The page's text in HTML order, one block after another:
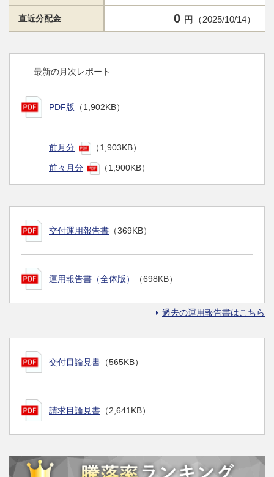
直近分配金 0 円（2025/10/14）
最新の月次レポート
PDF版 （1,902KB）
前月分 （1,903KB）
前々月分 （1,900KB）
交付運用報告書 （369KB）
運用報告書（全体版） （698KB）
過去の運用報告書はこちら
交付目論見書 （565KB）
請求目論見書 （2,641KB）